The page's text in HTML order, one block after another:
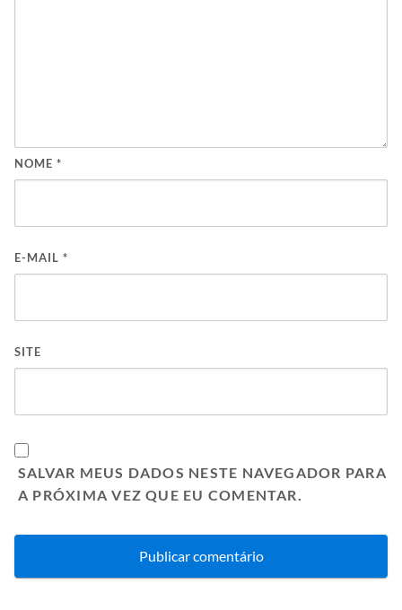
NOME *
E-MAIL *
SITE
SALVAR MEUS DADOS NESTE NAVEGADOR PARA
A PRÓXIMA VEZ QUE EU COMENTAR.